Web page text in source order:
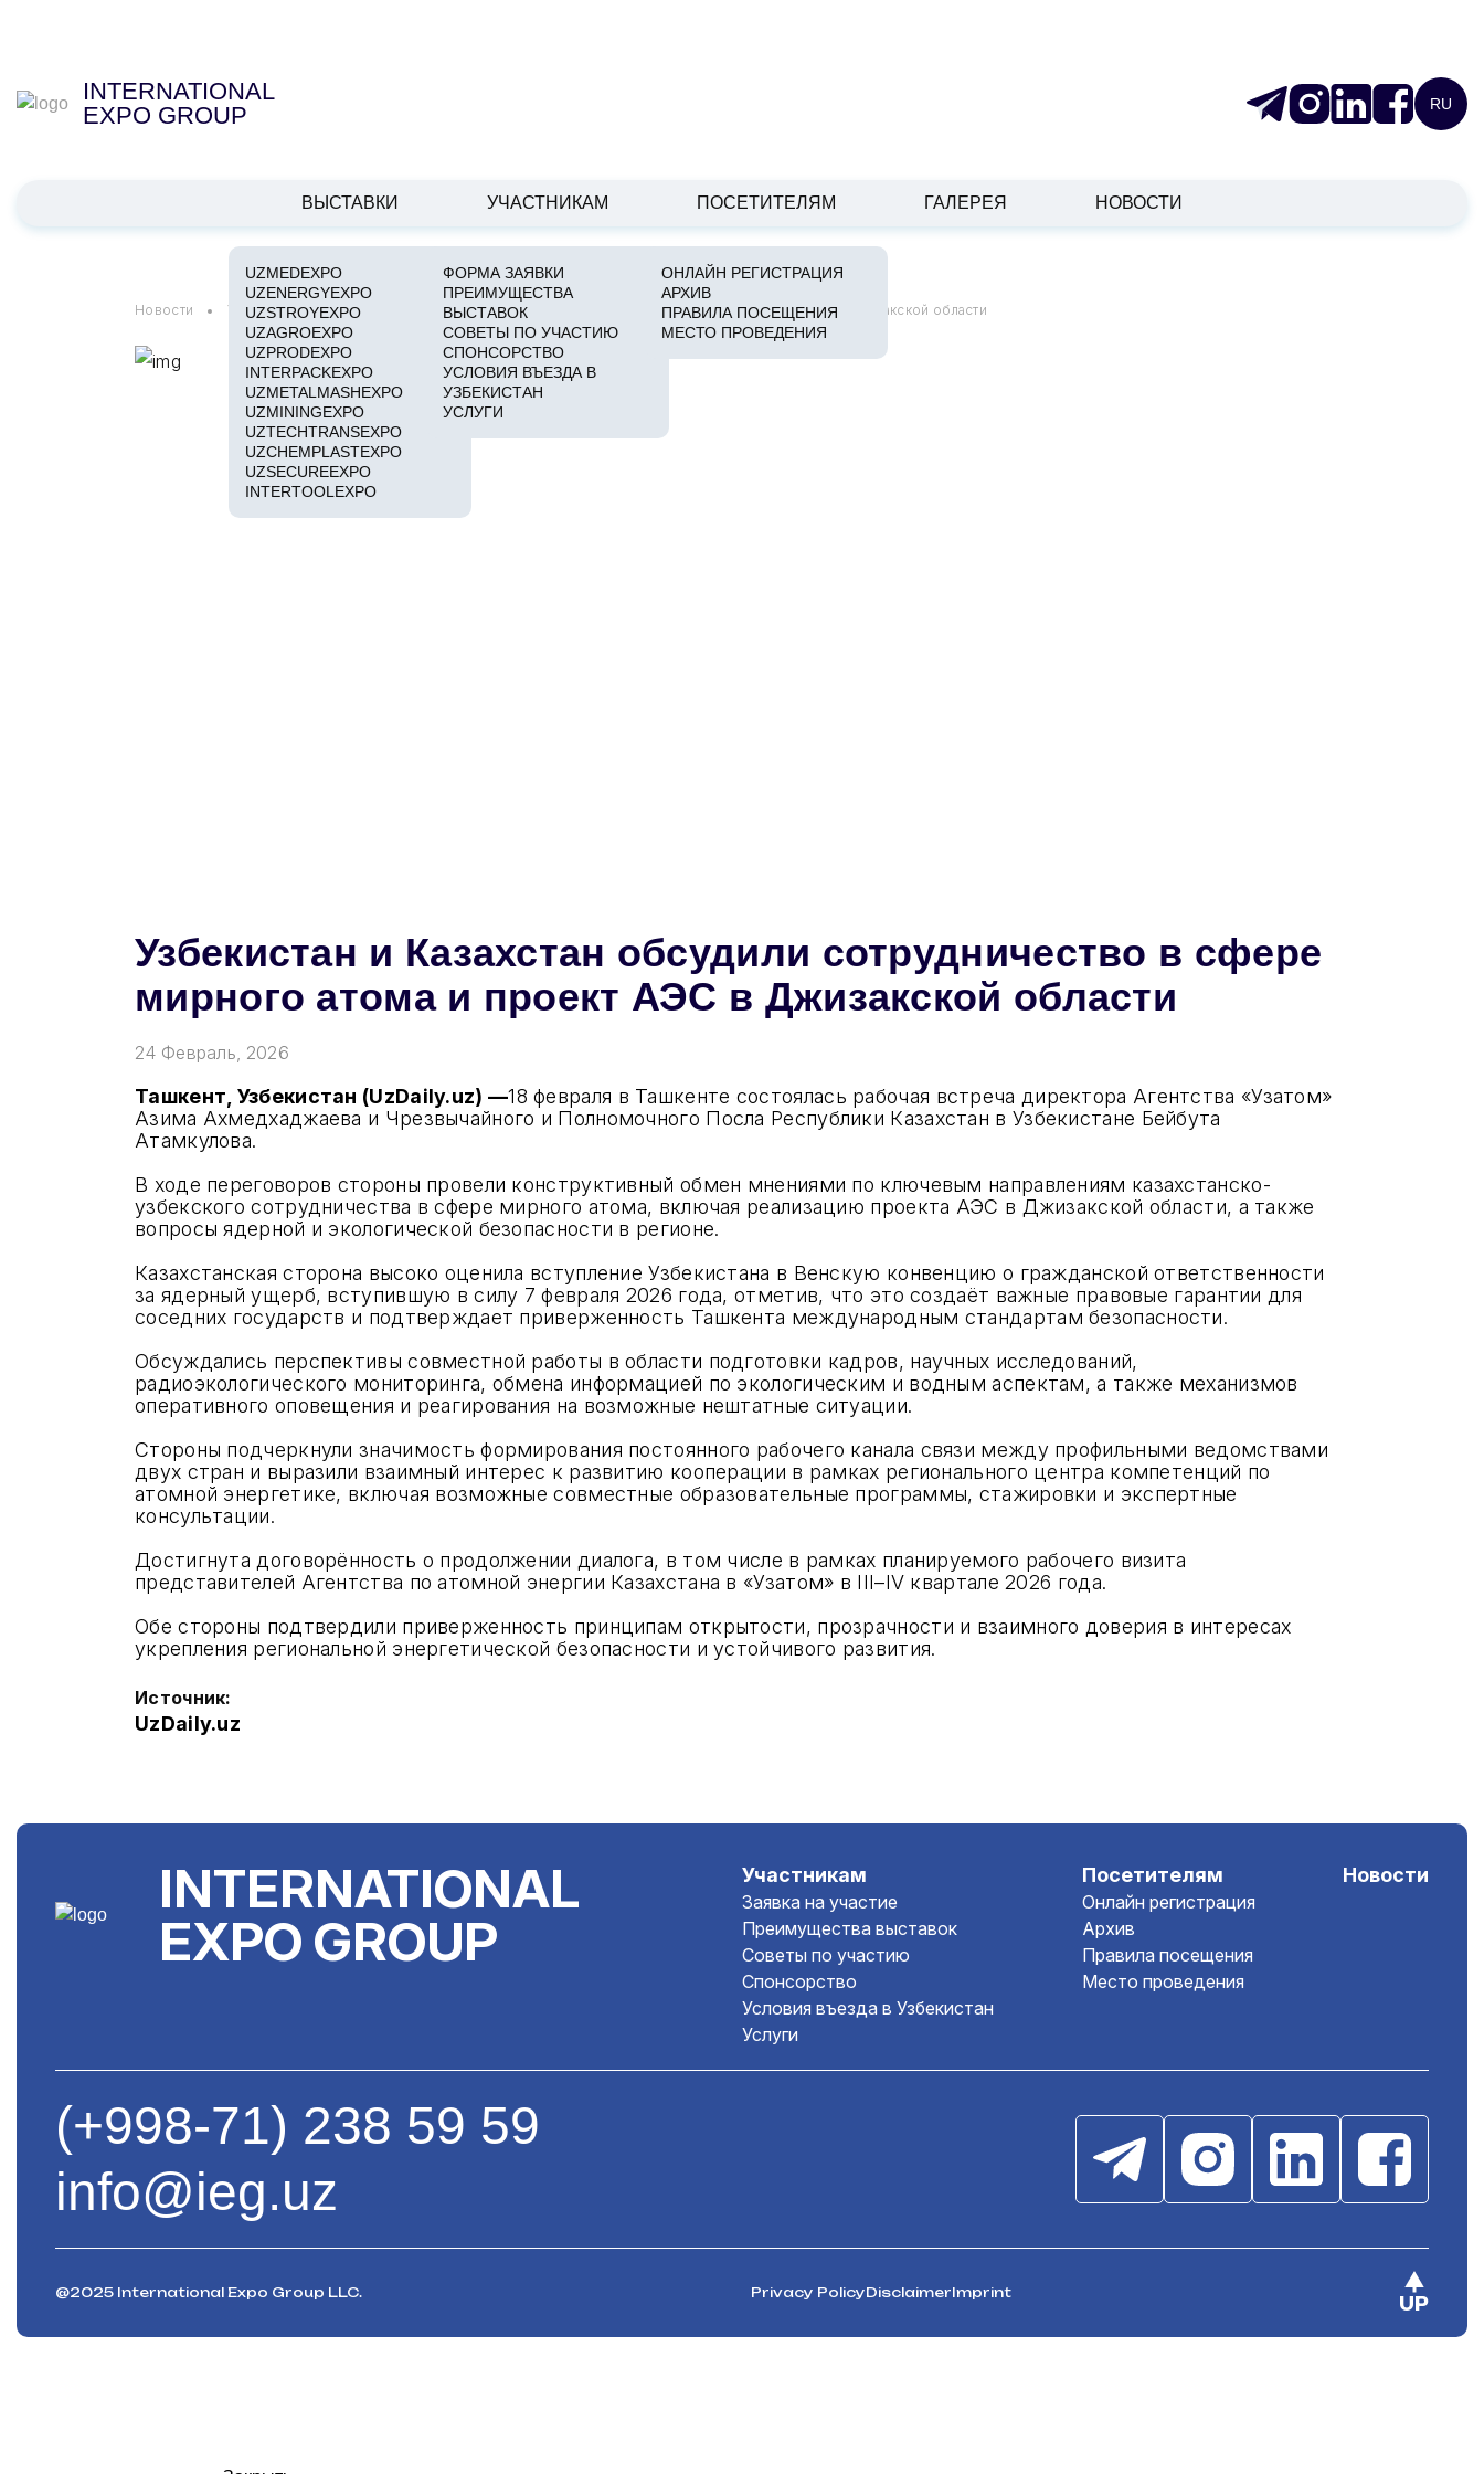
INTERNATIONAL
EXPO GROUP
RU
ВЫСТАВКИ
UZMEDEXPO
UZENERGYEXPO
UZSTROYEXPO
UZAGROEXPO
UZPRODEXPO
INTERPACKEXPO
UZMETALMASHEXPO
UZMININGEXPO
UZTECHTRANSEXPO
UZCHEMPLASTEXPO
UZSECUREEXPO
INTERTOOLEXPO
УЧАСТНИКАМ
ФОРМА ЗАЯВКИ
ПРЕИМУЩЕСТВА
ВЫСТАВОК
СОВЕТЫ ПО УЧАСТИЮ
СПОНСОРСТВО
УСЛОВИЯ ВЪЕЗДА В
УЗБЕКИСТАН
УСЛУГИ
ПОСЕТИТЕЛЯМ
ОНЛАЙН РЕГИСТРАЦИЯ
АРХИВ
ПРАВИЛА ПОСЕЩЕНИЯ
МЕСТО ПРОВЕДЕНИЯ
ГАЛЕРЕЯ НОВОСТИ
Новости Узбекистан и Казахстан обсудили сотрудничество в сфере мирного атома и проект АЭС в Джизакской области
Узбекистан и Казахстан обсудили сотрудничество в сфере
мирного атома и проект АЭС в Джизакской области
24 Февраль, 2026
Ташкент, Узбекистан (UzDaily.uz) —18 февраля в Ташкенте состоялась рабочая встреча директора Агентства «Узатом»
Азима Ахмедхаджаева и Чрезвычайного и Полномочного Посла Республики Казахстан в Узбекистане Бейбута
Атамкулова.
В ходе переговоров стороны провели конструктивный обмен мнениями по ключевым направлениям казахстанско-
узбекского сотрудничества в сфере мирного атома, включая реализацию проекта АЭС в Джизакской области, а также
вопросы ядерной и экологической безопасности в регионе.
Казахстанская сторона высоко оценила вступление Узбекистана в Венскую конвенцию о гражданской ответственности
за ядерный ущерб, вступившую в силу 7 февраля 2026 года, отметив, что это создаёт важные правовые гарантии для
соседних государств и подтверждает приверженность Ташкента международным стандартам безопасности.
Обсуждались перспективы совместной работы в области подготовки кадров, научных исследований,
радиоэкологического мониторинга, обмена информацией по экологическим и водным аспектам, а также механизмов
оперативного оповещения и реагирования на возможные нештатные ситуации.
Стороны подчеркнули значимость формирования постоянного рабочего канала связи между профильными ведомствами
двух стран и выразили взаимный интерес к развитию кооперации в рамках регионального центра компетенций по
атомной энергетике, включая возможные совместные образовательные программы, стажировки и экспертные
консультации.
Достигнута договорённость о продолжении диалога, в том числе в рамках планируемого рабочего визита
представителей Агентства по атомной энергии Казахстана в «Узатом» в III–IV квартале 2026 года.
Обе стороны подтвердили приверженность принципам открытости, прозрачности и взаимного доверия в интересах
укрепления региональной энергетической безопасности и устойчивого развития.
Источник:
UzDaily.uz
INTERNATIONAL
EXPO GROUP
Участникам
Заявка на участие
Преимущества выставок
Советы по участию
Спонсорство
Условия въезда в Узбекистан
Услуги
Посетителям
Онлайн регистрация
Архив
Правила посещения
Место проведения
Новости
(+998-71) 238 59 59
info@ieg.uz
@2025 International Expo Group LLC. Privacy PolicyDisclaimerImprint
UP